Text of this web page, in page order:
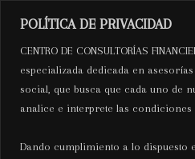
POLÍTICA DE PRIVACIDAD
CENTRO DE CONSULTORÍAS
especializada dedicada en
social, que busca que cada uno de
analice e interprete las condiciones
Dando cumplimiento a lo dispuesto
contenido
Centro
entradas